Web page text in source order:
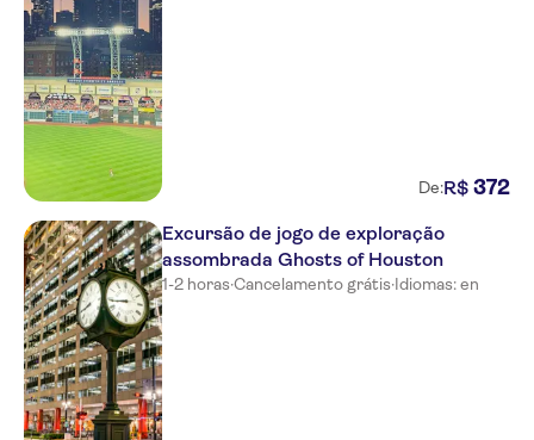
De:R$ 372
Excursão de jogo de exploração
assombrada Ghosts of Houston
1-2 horas·Cancelamento grátis·Idiomas: en